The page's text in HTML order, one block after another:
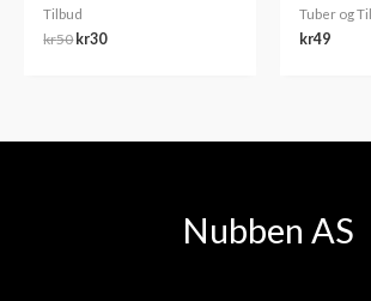
Tilbud
kr50kr30
Tuber og
kr49
Nubben AS